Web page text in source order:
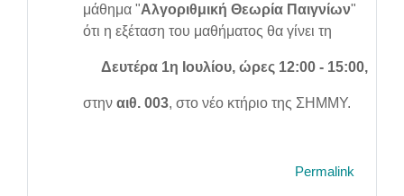
μάθημα "Αλγοριθμική Θεωρία Παιγνίων"
ότι η εξέταση του μαθήματος θα γίνει τη
Δευτέρα 1η Ιουλίου, ώρες 12:00 - 15:00,
στην αιθ. 003, στο νέο κτήριο της ΣΗΜΜΥ.
Permalink